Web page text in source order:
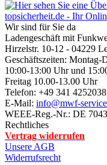
topsicherheit.de - Ihr
Wir sind für Sie da
Ladengeschäft mit
Hirzelstr. 10-12 - 04229
Geschäftszeiten: Montag-
10:00-13:00 Uhr und
Freitag 10.00-13.00 Uhr
Telefon: +49 341 4252038
E-Mail: info@mwf-
WEEE-Reg.-Nr.: DE
Rechtliches
Vertrag widerrufen
Unsere AGB
Widerrufsrecht